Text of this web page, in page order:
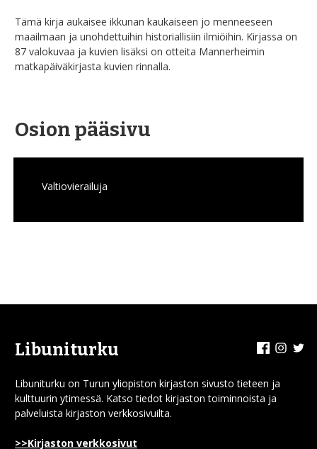
Tämä kirja aukaisee ikkunan kaukaiseen jo menneeseen
maailmaan ja unohdettuihin historiallisiin ilmiöihin. Kirjassa on
87 valokuvaa ja kuvien lisäksi on otteita Mannerheimin
matkapäiväkirjasta kuvien rinnalla.
Osion pääsivu
Valtiovierailuja
Libuniturku Facebook
Libuniturku on Turun yliopiston kirjaston sivusto tieteen ja
kulttuurin ytimessä. Katso tiedot kirjaston toiminnoista ja
palveluista kirjaston verkkosivuilta.
>>Kirjaston verkkosivut